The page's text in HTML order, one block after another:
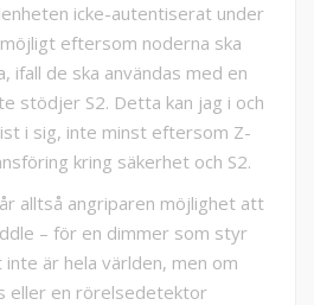
icke-autentiserat under
eftersom noderna ska
ifall de ska användas med en
stödjer S2. Detta kan jag i och
i sig, inte minst eftersom Z-
kring säkerhet och S2.
alltså angriparen möjlighet att
– för en dimmer som styr
är hela världen, men om
eller en rörelsedetektor